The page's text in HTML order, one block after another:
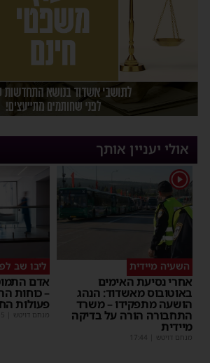
אולי יעניין אותך
1
השעיה מיידית
אחרי נסיעת האימים
באוטובוס מאשדוד: הנהג
הושעה מתפקידו – משרד
התחבורה הורה על בדיקה
מיידית
מנחם דויטש 17:44
ליבו שב
אדם
– כוחות
פעולות
מנחם דויטש